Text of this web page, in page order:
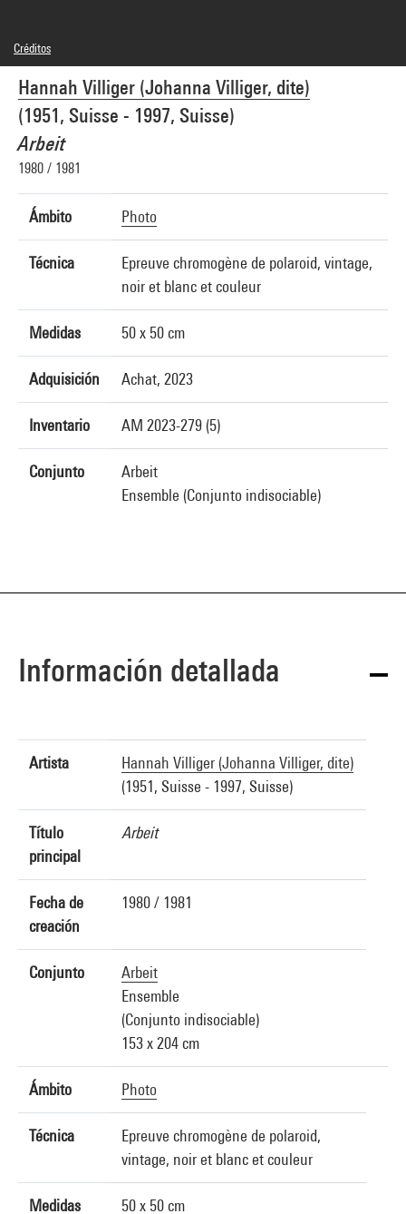
Hannah Villiger (Johanna Villiger, dite)
(1951, Suisse - 1997, Suisse)
Arbeit
1980 / 1981
Ámbito Photo
Técnica
Epreuve chromogène de polaroid, vintage,
noir et blanc et couleur
Medidas 50 x 50 cm
Adquisición Achat, 2023
Inventario AM 2023-279 (5)
Conjunto
Arbeit
Ensemble (Conjunto indisociable)
Créditos
© droits réservés
Créditos fotográficos : Centre Pompidou, MNAM-CCI/Audrey Laurans/Dist.
GrandPalaisRmn
Referencia de la imagen : 4Y09482
Difusión de la imagen :
Información detallada
Artista
Hannah Villiger (Johanna Villiger, dite)
(1951, Suisse - 1997, Suisse)
Título
principal
Arbeit
Fecha de
creación
1980 / 1981
Conjunto
Arbeit
Ensemble
(Conjunto indisociable)
153 x 204 cm
Ámbito Photo
Técnica
Epreuve chromogène de polaroid,
vintage, noir et blanc et couleur
Medidas 50 x 50 cm